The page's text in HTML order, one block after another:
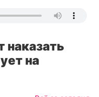
наказать
на